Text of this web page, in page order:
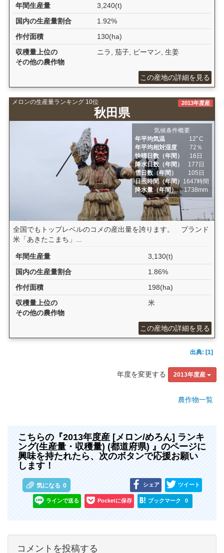
年間生産量
3,240(t)
国内の生産量割合
1.92%
作付面積
130(ha)
収穫量上位の
その他の農作物
ニラ, 茄子, ピーマン, 生姜
この産地の詳細を見る
メロンの生産量ランキング 10位
秋田県
2013年度産
気候条件概要
年平均気温
12ﾟC
年平均相対湿度
72％
快晴日数（年間）
16日
降水日数（年間）
177日
雪日数（年間）
105日
日照時間（年間） 1647時間
降水量（年間）
1738mm
全国でもトップレベルのコメの産出量を誇ります。 ブランド
米「あきたこまち」...
年間生産量
3,130(t)
国内の生産量割合
1.86%
作付面積
198(ha)
収穫量上位の
その他の農作物
米
この産地の詳細を見る
出典: [1]
年度を変更する 2013年度産
農作物一覧
こちらの『2013年度産 [メロン/めろん] ランキ
ング(生産量・収穫量) (都道府県) 』のページに
興味を持たれたら、次のボタンで応援お願い
します！
気になる 0 シェア ツイート
ラインで送る Pocketに保存 ブックマーク 0
コメントを投稿する